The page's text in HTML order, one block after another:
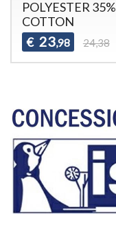
POLYESTER 35%
COTTON
€ 23,98 24,38